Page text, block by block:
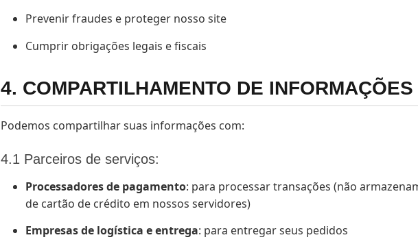
Prevenir fraudes e proteger nosso site
Cumprir obrigações legais e fiscais
4. COMPARTILHAMENTO DE INFORMAÇÕES
Podemos compartilhar suas informações com:
4.1 Parceiros de serviços:
Processadores de pagamento: para processar transações (não
de cartão de crédito em nossos servidores)
Empresas de logística e entrega: para entregar seus pedidos